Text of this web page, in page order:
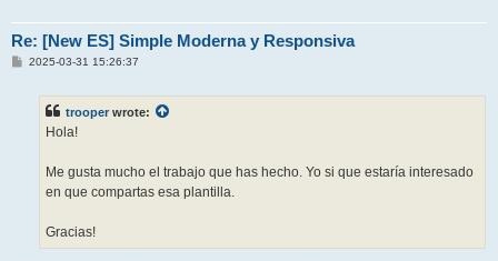
Re: [New ES] Simple Moderna y Responsiva
P2025-03-31 15:26:37
trooper wrote:
Hola!
Me gusta mucho el trabajo que has hecho. Yo si que estaría interesado
en que compartas esa plantilla.
Gracias!